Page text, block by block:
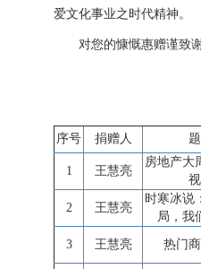
爱文化事业之时代精神。
对您的慷慨惠赠谨致
序号 捐赠人
1 王慧亮
房地产大
2 王慧亮
时寒冰说
局，我
3 王慧亮 热门